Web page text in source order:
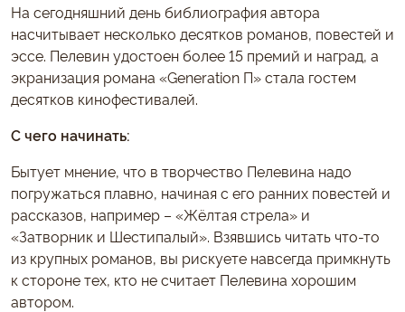
На сегодняшний день библиография автора
насчитывает несколько десятков романов, повестей и
эссе. Пелевин удостоен более 15 премий и наград, а
экранизация романа «Generation П» стала гостем
десятков кинофестивалей.
С чего начинать:
Бытует мнение, что в творчество Пелевина надо
погружаться плавно, начиная с его ранних повестей и
рассказов, например – «Жёлтая стрела» и
«Затворник и Шестипалый». Взявшись читать что-то
из крупных романов, вы рискуете навсегда примкнуть
к стороне тех, кто не считает Пелевина хорошим
автором.